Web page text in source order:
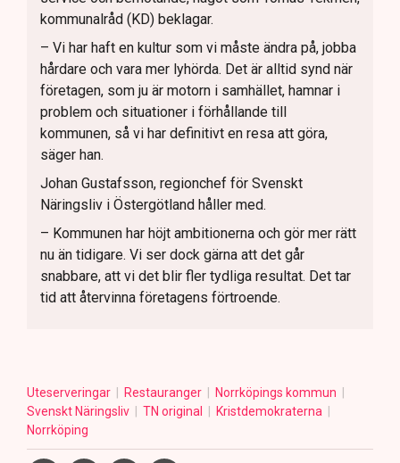
kommunalråd (KD) beklagar.
– Vi har haft en kultur som vi måste ändra på, jobba
hårdare och vara mer lyhörda. Det är alltid synd när
företagen, som ju är motorn i samhället, hamnar i
problem och situationer i förhållande till
kommunen, så vi har definitivt en resa att göra,
säger han.
Johan Gustafsson, regionchef för Svenskt
Näringsliv i Östergötland håller med.
– Kommunen har höjt ambitionerna och gör mer rätt
nu än tidigare. Vi ser dock gärna att det går
snabbare, att vi det blir fler tydliga resultat. Det tar
tid att återvinna företagens förtroende.
Uteserveringar Restauranger
Norrköpings kommun
Svenskt Näringsliv
TN original
Kristdemokraterna
Norrköping